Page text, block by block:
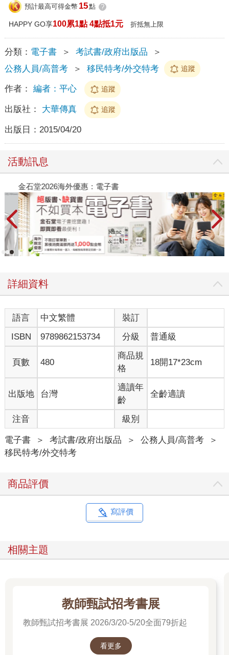
預計最高可得金幣 15點 ?
HAPPY GO享100累1點 4點抵1元 折抵無上限
分類： 電子書 ＞ 考試書/政府出版品
＞
公務人員/高普考
＞ 移民特考/外交特考 追蹤
作者： 編者：平心 追蹤
出版社： 大華傳真 追蹤
出版日： 2015/04/20
活動訊息
金石堂2026海外優惠：電子書
詳細資料
語言 中文繁體
裝訂
ISBN
9789862153734 分級 普通級
頁數 480
商品規
格
18開17*23cm
出版地 台灣
適讀年
齡
全齡適讀
注音 級別
電子書 ＞ 考試書/政府出版品 ＞ 公務人員/高普考
＞
移民特考/外交特考
商品評價
寫評價
相關主題
教師甄試招考書展
教師甄試招考書展 2026/3/20-5/20全面79折起
看更多